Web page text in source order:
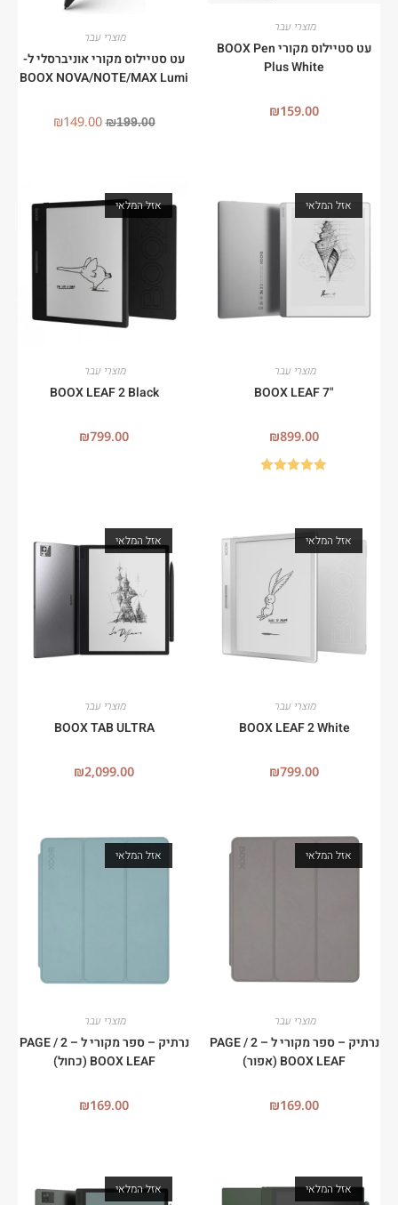
מוצרי עבר
עט סטיילוס מקורי BOOX Pen
Plus White
₪159.00
מוצרי עבר
עט סטיילוס מקורי אוניברסלי ל-
BOOX NOVA/NOTE/MAX Lumi
₪199.00
₪149.00
אזל המלאי
מוצרי עבר
"7 BOOX LEAF
₪899.00
אזל המלאי
מוצרי עבר
BOOX LEAF 2 Black
₪799.00
אזל המלאי
מוצרי עבר
BOOX LEAF 2 White
₪799.00
אזל המלאי
מוצרי עבר
BOOX TAB ULTRA
₪2,099.00
אזל המלאי
מוצרי עבר
נרתיק – ספר מקורי ל – 2 PAGE /
BOOX LEAF (אפור)
₪169.00
אזל המלאי
מוצרי עבר
נרתיק – ספר מקורי ל – 2 PAGE /
BOOX LEAF (כחול)
₪169.00
אזל המלאי אזל המלאי